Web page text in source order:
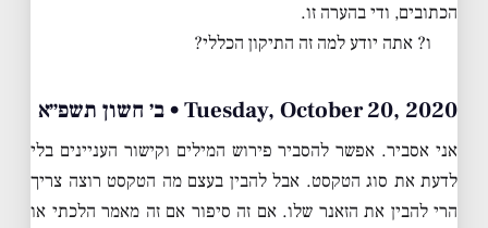
הכתובים, ודי בהערה זו.
ו? אתה יודע למה זה התיקון הכללי?
Tuesday, October 20, 2020 • ב׳ חשון תשפ״א
אני אסביר. אפשר להסביר פירוש המילים וקישור העניינים בלי
לדעת את סוג הטקסט. אבל להבין בעצם מה הטקסט רוצה צריך
הרי להבין את הזאנר שלו. אם זה סיפור אם זה מאמר הלכתי או